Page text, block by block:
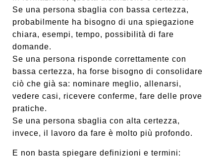
Se una persona sbaglia con bassa certezza,
probabilmente ha bisogno di una spiegazione
chiara, esempi, tempo, possibilità di fare
domande.
Se una persona risponde correttamente con
bassa certezza, ha forse bisogno di consolidare
ciò che già sa: nominare meglio, allenarsi,
vedere casi, ricevere conferme, fare delle prove
pratiche.
Se una persona sbaglia con alta certezza,
invece, il lavoro da fare è molto più profondo.
E non basta spiegare definizioni e termini: